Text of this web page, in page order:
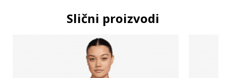
Slični proizvodi